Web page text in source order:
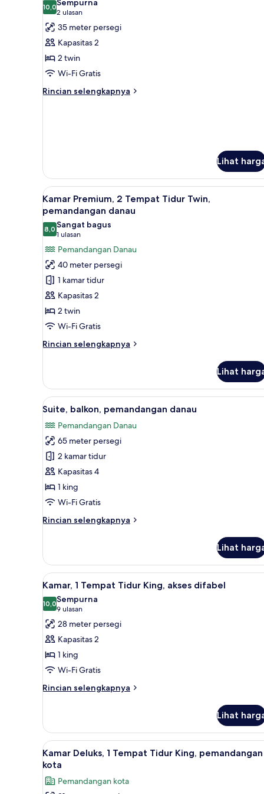
King
foto
untuk
Kamar
Deluks,
2
Tempat
Tidur
10,010,0 dari 10
Sempurna
2 ulasan
(2
ulasan)
35 meter persegi
Kapasitas 2
2 twin
Wi-Fi Gratis
Rincian selengkapnya
Rincian
Tidur
Twin
Lihat
Lihat
semua
foto
untuk
Kamar
Premium,
2
Tempat
Tidur
Twin,
pemandangan
danau
Selimut bulu angsa, brankas,
6
Kamar Premium, 2 Tempat Tidur Twin,
pemandangan danau
8,08,0 dari 10
Sangat bagus
1 ulasan
(1
ulasan)
Pemandangan Danau
40 meter persegi
1 kamar tidur
Kapasitas 2
2 twin
Wi-Fi Gratis
Rincian selengkapnya
Rincian
Kamar
Premium,
2
Tidur
Twin,
pemandangan
danau
Lihat
Lihat
semua
foto
untuk
Suite,
balkon,
pemandangan
danau
Suite, balkon, pemandangan
6
Suite, balkon, pemandangan danau
Pemandangan Danau
65 meter persegi
2 kamar tidur
Kapasitas 4
1 king
Wi-Fi Gratis
Rincian selengkapnya
Rincian
Suite,
balkon,
pemandangan
danau
Lihat
Lihat
semua
foto
untuk
Kamar,
1
Tempat
Tidur
King,
Kamar, 1 Tempat Tidur King,
3
Kamar, 1 Tempat Tidur King, akses difabel
10,010,0 dari 10
Sempurna
9 ulasan
(9
ulasan)
28 meter persegi
Kapasitas 2
1 king
Wi-Fi Gratis
Rincian selengkapnya
Rincian
Kamar,
Tempat
Tidur
akses
Lihat
Lihat
semua
foto
untuk
Kamar Deluks, 1 Tempat
8
Kamar Deluks, 1 Tempat Tidur King, pemandangan
kota
Pemandangan kota